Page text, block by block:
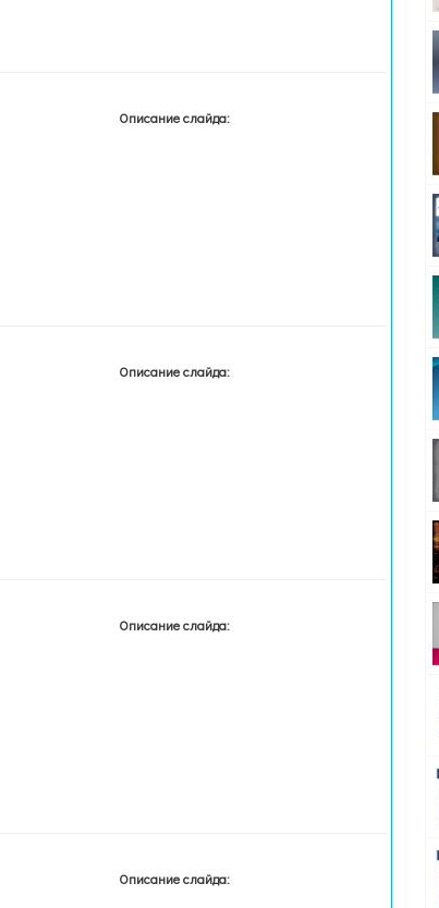
Описание слайда:
Описание слайда:
Описание слайда:
Описание слайда: